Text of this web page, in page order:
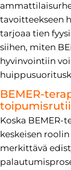
tavoitteekseen
tarjoaa tien
siihen, miten
hyvinvointiin
BEMER-
Koska
keskeisen
merkittävä